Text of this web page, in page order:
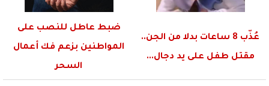
عُذّب 8 ساعات بدلا من الجن..
مقتل طفل على يد دجال...
ضبط عاطل للنصب على
المواطنين بزعم فك أعمال
السحر